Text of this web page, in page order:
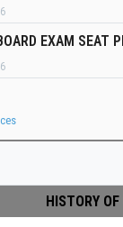
EXAM SEAT
HISTORY